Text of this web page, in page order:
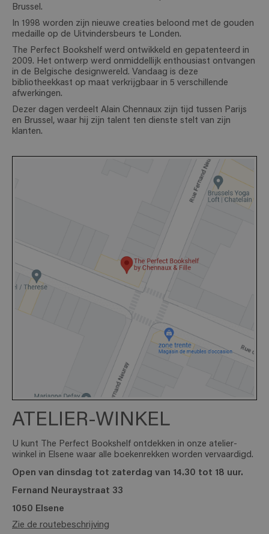
Brussel.
In 1998 worden zijn nieuwe creaties beloond met de gouden
medaille op de Uitvindersbeurs te Londen.
The Perfect Bookshelf werd ontwikkeld en gepatenteerd in
2009. Het ontwerp werd onmiddellijk enthousiast ontvangen
in de Belgische designwereld. Vandaag is deze
bibliotheekkast op maat verkrijgbaar in 5 verschillende
afwerkingen.
Dezer dagen verdeelt Alain Chennaux zijn tijd tussen Parijs
en Brussel, waar hij zijn talent ten dienste stelt van zijn
klanten.
ATELIER-WINKEL
U kunt The Perfect Bookshelf ontdekken in onze atelier-
winkel in Elsene waar alle boekenrekken worden vervaardigd.
Open van dinsdag tot zaterdag van 14.30 tot 18 uur.
Fernand Neuraystraat 33
1050 Elsene
Zie de routebeschrijving